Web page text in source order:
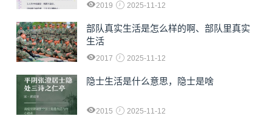
2019 2025-11-12
部队真实生活是怎么样的啊、部队里真实
生活
2017 2025-11-12
隐士生活是什么意思，隐士是啥
2015 2025-11-12